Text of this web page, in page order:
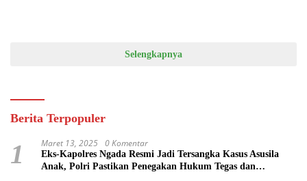
Selengkapnya
Berita Terpopuler
1 Maret 13, 2025 0 Komentar
Eks-Kapolres Ngada Resmi Jadi Tersangka Kasus Asusila
Anak, Polri Pastikan Penegakan Hukum Tegas dan